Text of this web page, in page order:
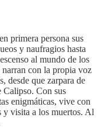
primera persona sus
y naufragios hasta
al mundo de los
narran con la propia voz
desde que zarpara de
Calipso. Con sus
enigmáticas, vive con
y visita a los muertos. Al